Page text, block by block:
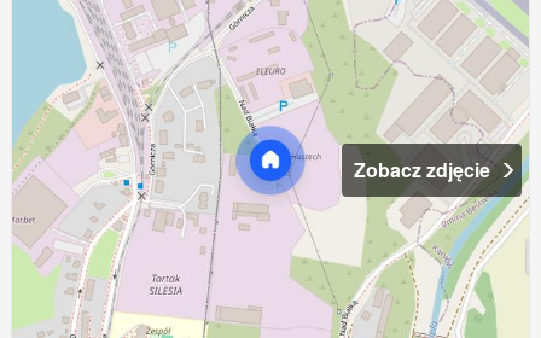
Zobacz zdjęcie